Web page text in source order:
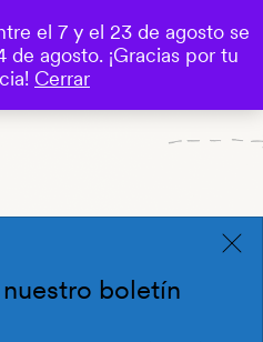
0
boletín
el 7 y el 23 de agosto se
agosto. ¡Gracias por tu
Cerrar